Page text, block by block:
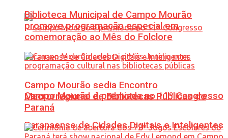
Campo Mourão é premiada no 11º Congresso
Paranaense de Cidades Digitais e Inteligentes
Biblioteca Municipal de Campo Mourão
promove programação especial em
comemoração ao Mês do Folclore
Campo Mourão sedia Encontro
Macrorregional de Bibliotecas Públicas do
Paraná